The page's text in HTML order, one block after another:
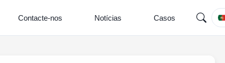
Contacte-nos Notícias Casos